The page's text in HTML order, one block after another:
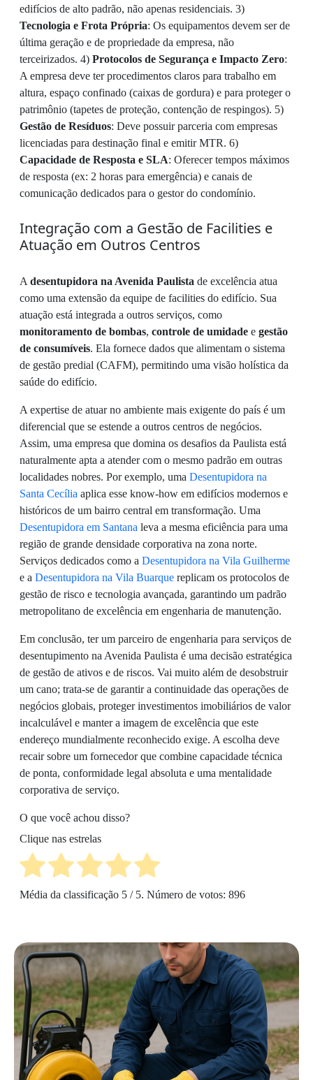
edifícios de alto padrão, não apenas residenciais. 3)
Tecnologia e Frota Própria: Os equipamentos devem ser de
última geração e de propriedade da empresa, não
terceirizados. 4) Protocolos de Segurança e Impacto Zero:
A empresa deve ter procedimentos claros para trabalho em
altura, espaço confinado (caixas de gordura) e para proteger o
patrimônio (tapetes de proteção, contenção de respingos). 5)
Gestão de Resíduos: Deve possuir parceria com empresas
licenciadas para destinação final e emitir MTR. 6)
Capacidade de Resposta e SLA: Oferecer tempos máximos
de resposta (ex: 2 horas para emergência) e canais de
comunicação dedicados para o gestor do condomínio.
Integração com a Gestão de Facilities e
Atuação em Outros Centros
A desentupidora na Avenida Paulista de excelência atua
como uma extensão da equipe de facilities do edifício. Sua
atuação está integrada a outros serviços, como
monitoramento de bombas, controle de umidade e gestão
de consumíveis. Ela fornece dados que alimentam o sistema
de gestão predial (CAFM), permitindo uma visão holística da
saúde do edifício.
A expertise de atuar no ambiente mais exigente do país é um
diferencial que se estende a outros centros de negócios.
Assim, uma empresa que domina os desafios da Paulista está
naturalmente apta a atender com o mesmo padrão em outras
localidades nobres. Por exemplo, uma Desentupidora na
Santa Cecília aplica esse know-how em edifícios modernos e
históricos de um bairro central em transformação. Uma
Desentupidora em Santana leva a mesma eficiência para uma
região de grande densidade corporativa na zona norte.
Serviços dedicados como a Desentupidora na Vila Guilherme
e a Desentupidora na Vila Buarque replicam os protocolos de
gestão de risco e tecnologia avançada, garantindo um padrão
metropolitano de excelência em engenharia de manutenção.
Em conclusão, ter um parceiro de engenharia para serviços de
desentupimento na Avenida Paulista é uma decisão estratégica
de gestão de ativos e de riscos. Vai muito além de desobstruir
um cano; trata-se de garantir a continuidade das operações de
negócios globais, proteger investimentos imobiliários de valor
incalculável e manter a imagem de excelência que este
endereço mundialmente reconhecido exige. A escolha deve
recair sobre um fornecedor que combine capacidade técnica
de ponta, conformidade legal absoluta e uma mentalidade
corporativa de serviço.
O que você achou disso?
Clique nas estrelas
Média da classificação 5 / 5. Número de votos: 896